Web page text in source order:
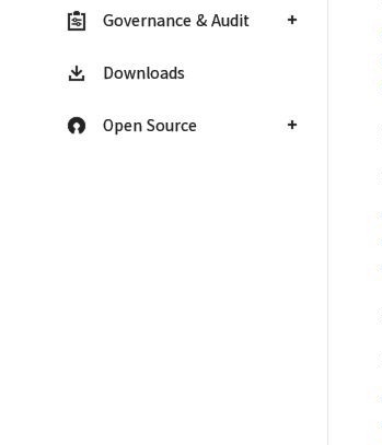
Governance & Audit
Downloads
Open Source